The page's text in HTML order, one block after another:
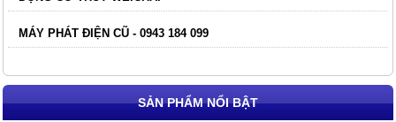
MÁY PHÁT ĐIỆN CŨ - 0943 184 099
SẢN PHẨM NỔI BẬT